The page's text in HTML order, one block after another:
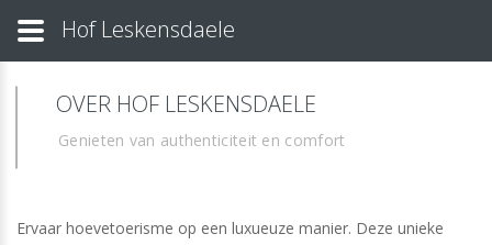
Hof Leskensdaele
OVER HOF LESKENSDAELE
Genieten van authenticiteit en comfort
Ervaar hoevetoerisme op een luxueuze manier. Deze unieke